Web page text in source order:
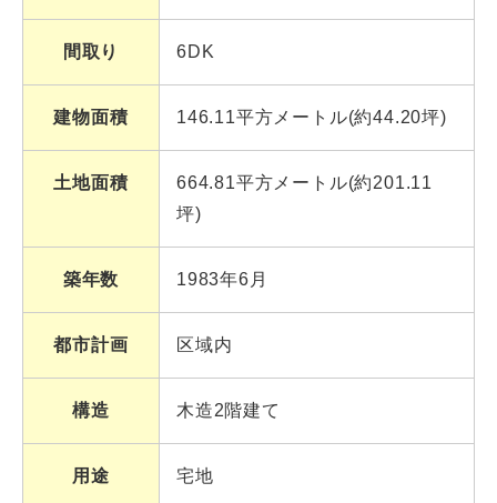
間取り 6DK
建物面積 146.11平方メートル(約44.20坪)
土地面積
664.81平方メートル(約201.11
坪)
築年数 1983年6月
都市計画 区域内
構造 木造2階建て
用途 宅地